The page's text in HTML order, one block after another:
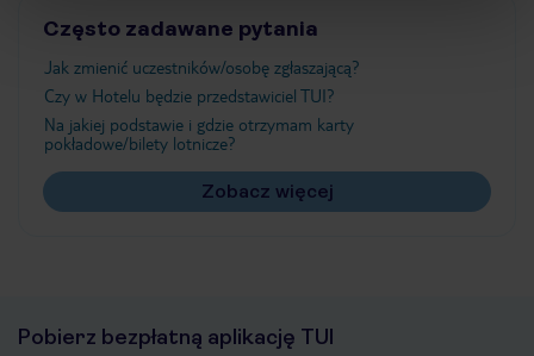
Często zadawane pytania
Jak zmienić uczestników/osobę zgłaszającą?
Czy w Hotelu będzie przedstawiciel TUI?
Na jakiej podstawie i gdzie otrzymam karty
pokładowe/bilety lotnicze?
Zobacz więcej
Pobierz bezpłatną aplikację TUI